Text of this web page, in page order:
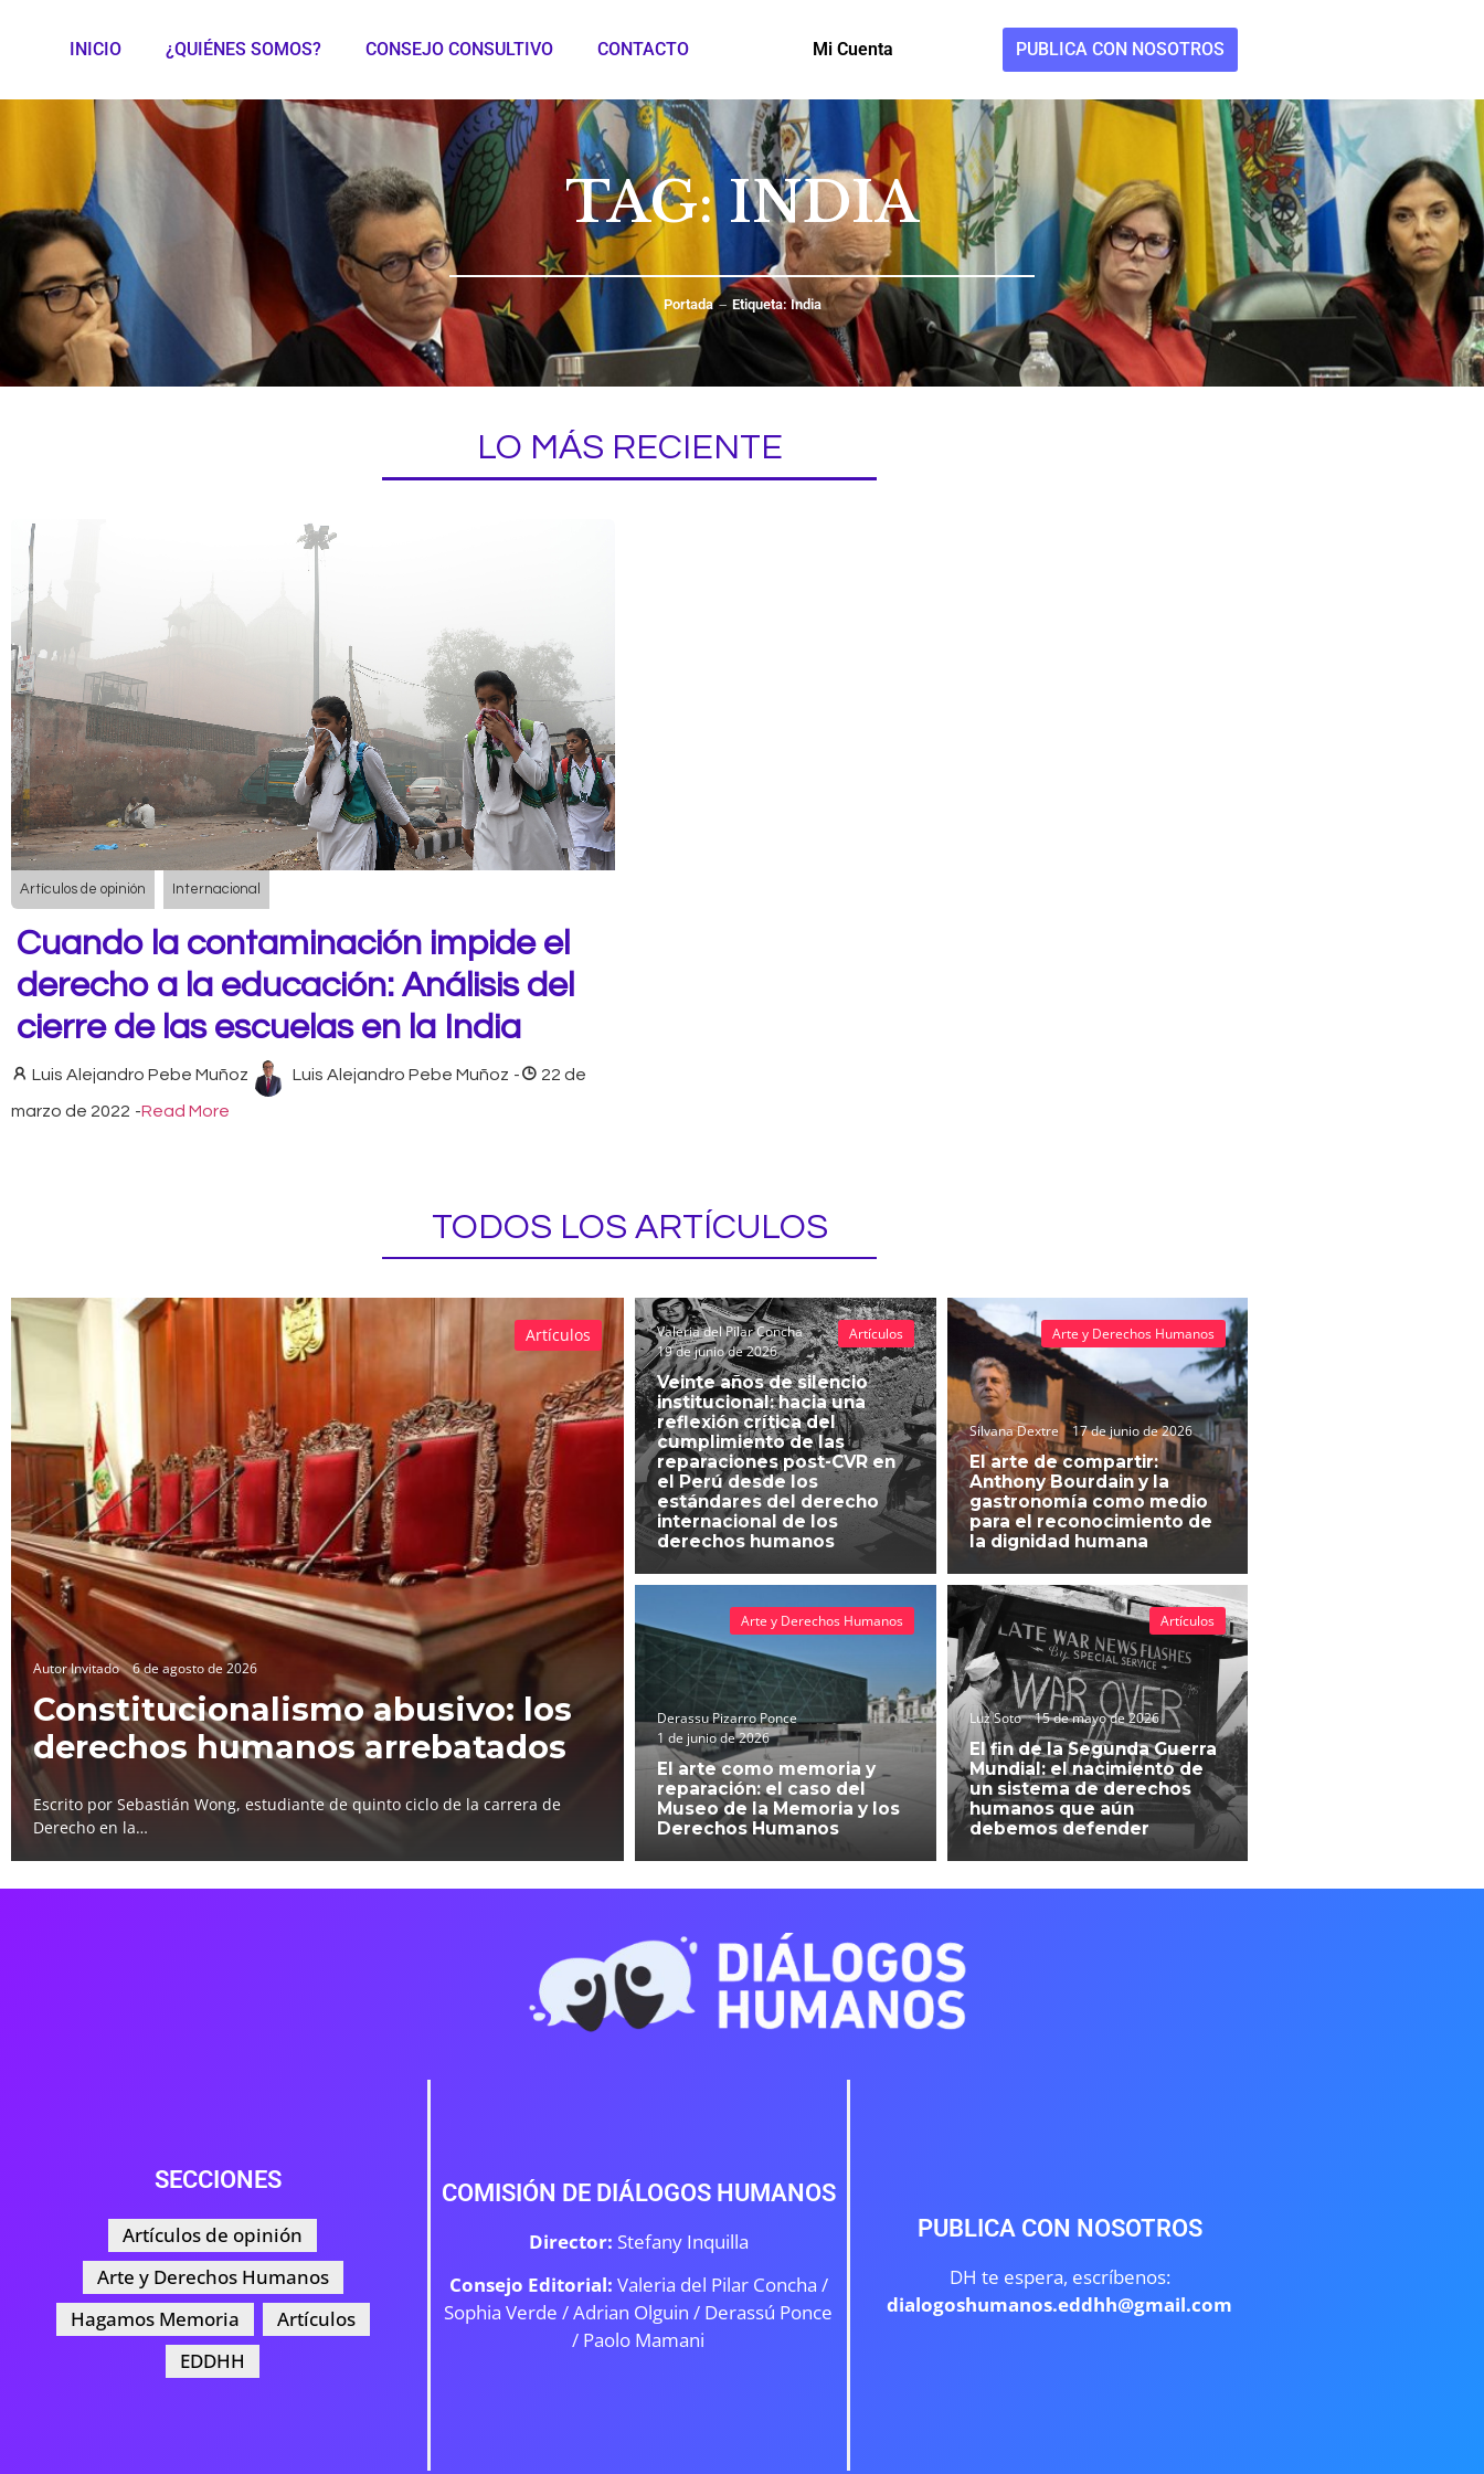
INICIO ¿QUIÉNES SOMOS? CONSEJO CONSULTIVO CONTACTO Mi Cuenta PUBLICA CON NOSOTROS
TAG: INDIA
Portada Etiqueta: India
LO MÁS RECIENTE
Artículos de opinión Internacional
Cuando la contaminación impide el
derecho a la educación: Análisis del
cierre de las escuelas en la India
Luis Alejandro Pebe Muñoz Luis Alejandro Pebe Muñoz - 22 de
marzo de 2022 -Read More
TODOS LOS ARTÍCULOS
Autor Invitado 6 de agosto de 2026
Constitucionalismo abusivo: los
derechos humanos arrebatados
Escrito por Sebastián Wong, estudiante de quinto ciclo de la carrera de
Derecho en la…
Artículos
Valeria del Pilar Concha
19 de junio de 2026
Veinte años de silencio
institucional: hacia una
reflexión crítica del
cumplimiento de las
reparaciones post-CVR en
el Perú desde los
estándares del derecho
internacional de los
derechos humanos
Artículos
Silvana Dextre 17 de junio de 2026
El arte de compartir:
Anthony Bourdain y la
gastronomía como medio
para el reconocimiento de
la dignidad humana
Arte y Derechos Humanos
Derassu Pizarro Ponce
1 de junio de 2026
El arte como memoria y
reparación: el caso del
Museo de la Memoria y los
Derechos Humanos
Arte y Derechos Humanos
Luz Soto 15 de mayo de 2026
El fin de la Segunda Guerra
Mundial: el nacimiento de
un sistema de derechos
humanos que aún
debemos defender
Artículos
SECCIONES
Artículos de opinión
Arte y Derechos Humanos
Hagamos Memoria
Artículos
EDDHH
COMISIÓN DE DIÁLOGOS HUMANOS
Director: Stefany Inquilla
Consejo Editorial: Valeria del Pilar Concha /
Sophia Verde /Adrian Olguin / Derassú Ponce
/ Paolo Mamani
PUBLICA CON NOSOTROS
DH te espera, escríbenos:
dialogoshumanos.eddhh@gmail.com